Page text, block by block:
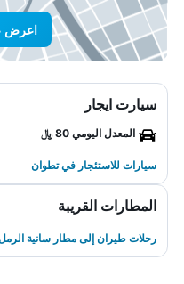
اعرض
سيارت ايجار
المعدل اليومي 80 ﷼
سيارات للاستئجار في تطوان
المطارات القريبة
رحلات طيران إلى مطار سانية